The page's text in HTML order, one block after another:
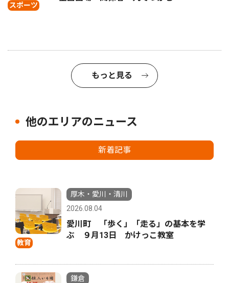
スポーツ
もっと見る
他のエリアのニュース
新着記事
教育
厚木・愛川・清川
2026.08.04
愛川町 「歩く」「走る」の基本を学
ぶ ９月13日 かけっこ教室
鎌倉